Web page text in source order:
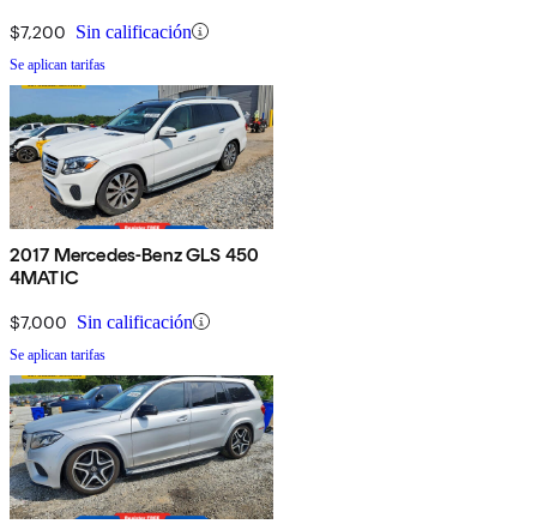
$7,200 Sin calificación
Se aplican tarifas
2017 Mercedes-Benz GLS 450
4MATIC
$7,000 Sin calificación
Se aplican tarifas